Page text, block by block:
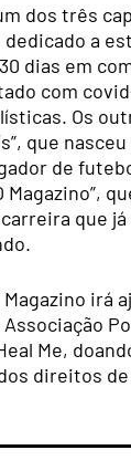
dos três
a
dias em
com
Os
que
de
Magazino”,
que
Magazino irá
Me,
direitos